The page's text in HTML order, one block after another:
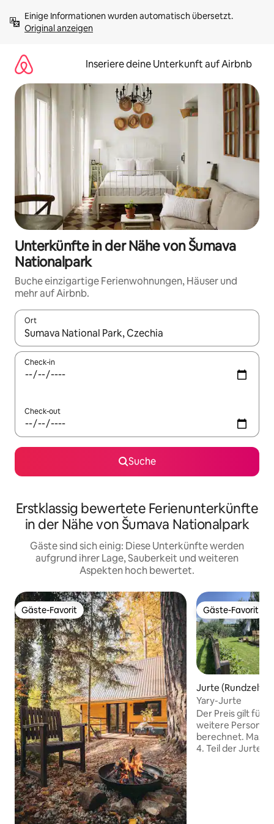
Inhalten
springenOriginal anzeigen
Inseriere deine Unterkunft auf Airbnb
Unterkünfte in der Nähe von Šumava
Nationalpark
Buche einzigartige Ferienwohnungen, Häuser und
mehr auf Airbnb.
Ort
Wenn Ergebnisse verfügbar sind, navigiere mit den
Check-in
Check-out
Suche
Erstklassig bewertete Ferienunterkünfte
in der Nähe von Šumava Nationalpark
Gäste sind sich einig: Diese Unterkünfte werden
aufgrund ihrer Lage, Sauberkeit und weiteren
Aspekten hoch bewertet.
Gäste-Favorit
Gäste-Favorit Gäste-Favorit
Gäste-Favorit
Jurte (Rundzelt)
Yary-Jurte
Der Preis gilt für
weitere Person
berechnet.
4. Teil der Jurte